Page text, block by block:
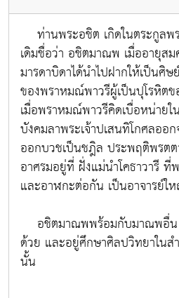
ท่านพระอชิต เกิดในตระกูลพ
เดิมชื่อว่า อชิตมาณพ เมื่ออายุสม
มารดาบิดาได้นำไปฝากให้เป็นศิ
ของพราหมณ์พาวรีผู้เป็นปุโรหิตข
เมื่อพราหมณ์พาวรีคิดเบื่อหน่ายใ
บังคมลาพระเจ้าปเสนทิโกศลออ
ออกบวชเป็นชฎิล ประพฤติพรต
อาศรมอยู่ที่ ฝั่งแม่นำโคธาวารี
และอาฬกะต่อกัน เป็นอาจารย์
อชิตมาณพพร้อมกับมาณพอื่น
ด้วย และอยู่ศึกษาศิลปวิทยาใน
นั้น